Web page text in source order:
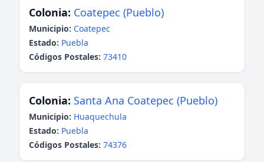
Colonia: Coatepec (Pueblo)
Municipio: Coatepec
Estado: Puebla
Códigos Postales: 73410
Colonia: Santa Ana Coatepec (Pueblo)
Municipio: Huaquechula
Estado: Puebla
Códigos Postales: 74376